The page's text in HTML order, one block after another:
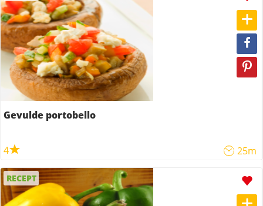
Gevulde portobello
4 25m
RECEPT